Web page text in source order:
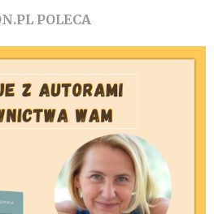
POLECA